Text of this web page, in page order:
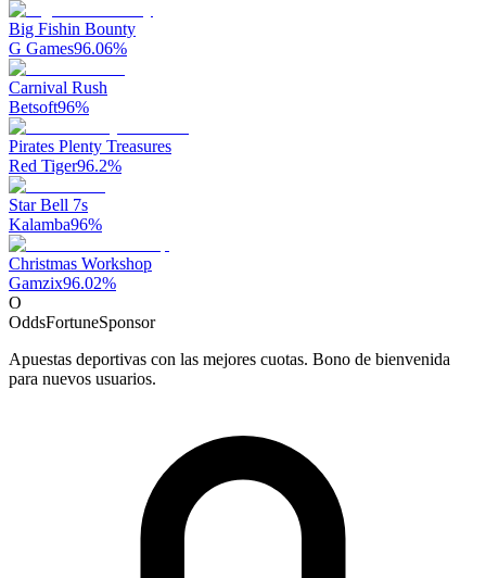
Big Fishin Bounty
G Games96.06%
Carnival Rush
Betsoft96%
Pirates Plenty Treasures
Red Tiger96.2%
Star Bell 7s
Kalamba96%
Christmas Workshop
Gamzix96.02%
O
OddsFortuneSponsor
Apuestas deportivas con las mejores cuotas. Bono de bienvenida
para nuevos usuarios.